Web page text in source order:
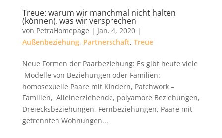
Treue: warum wir manchmal nicht halten
(können), was wir versprechen
von PetraHomepage | Jan. 4, 2020|
Außenbeziehung, Partnerschaft, Treue
Neue Formen der Paarbeziehung: Es gibt heute viele
Modelle von Beziehungen oder Familien:
homosexuelle Paare mit Kindern, Patchwork –
Familien, Alleinerziehende, polyamore Beziehungen,
Dreiecksbeziehungen, Fernbeziehungen, Paare mit
getrennten Wohnungen...